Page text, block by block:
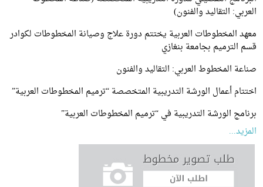
التقاليد والفنون)
المخطوطات العربية يختتم دورة علاج وصيانة المخطوطات لكوادر
بجامعة بنغازي
المخطوط العربي: التقاليد والفنون
أعمال الورشة التدريبية المتخصصة “ترميم المخطوطات العربية”
الورشة التدريبية في “ترميم المخطوطات العربية”